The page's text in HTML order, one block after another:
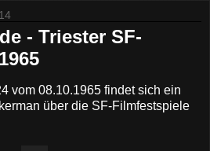
- Triester SF-
vom 08.10.1965 findet sich ein
über die SF-Filmfestspiele